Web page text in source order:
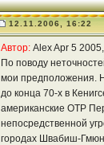
12.11.2006, 16:22
Автор:Alex Apr 5
По поводу
мои предположения.
до конца 70-х в
американские ОТР
непосредственной
городах Швабиш-